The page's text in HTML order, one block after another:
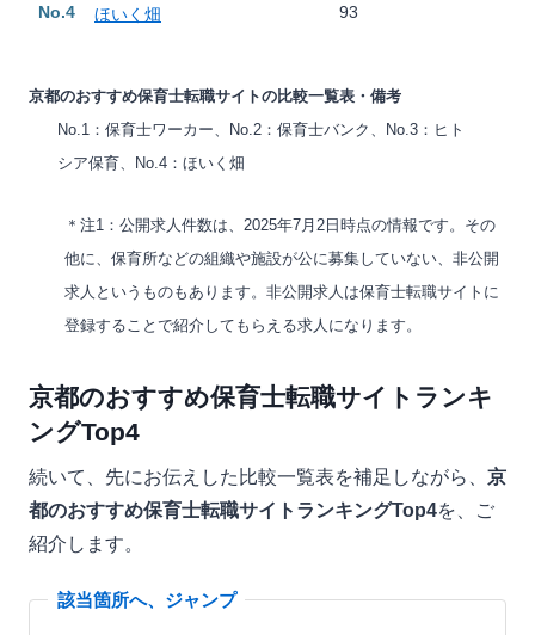
No.4 ほいく畑 93
京都のおすすめ保育士転職サイトの比較一覧表・備考
No.1：保育士ワーカー、No.2：保育士バンク、No.3：ヒト
シア保育、No.4：ほいく畑
＊注1：公開求人件数は、2025年7月2日時点の情報です。その
他に、保育所などの組織や施設が公に募集していない、非公開
求人というものもあります。非公開求人は保育士転職サイトに
登録することで紹介してもらえる求人になります。
京都のおすすめ保育士転職サイトランキ
ングTop4
続いて、先にお伝えした比較一覧表を補足しながら、 京
都のおすすめ保育士転職サイトランキングTop4を、ご
紹介します。